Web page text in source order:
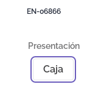
EN-06866
Caja